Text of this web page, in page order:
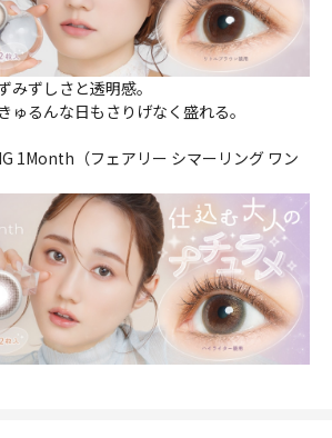
みずしさと透明感。
ゅるんな日もさりげなく盛れる。
1Month（フェアリー シマーリング ワン